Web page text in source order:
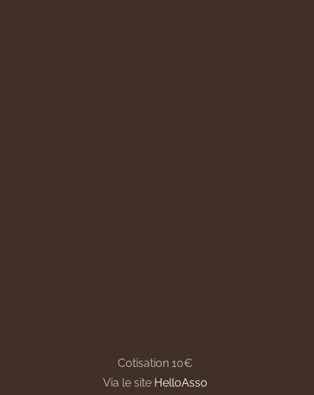
Cotisation 10€
Via le site HelloAsso